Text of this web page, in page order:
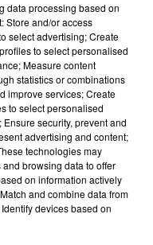
data processing based on
Store and/or access
select advertising; Create
to select personalised
Measure content
statistics or combinations
improve services; Create
to select personalised
security, prevent and
advertising and content;
technologies may
browsing data to offer
on information actively
and combine data from
devices based on